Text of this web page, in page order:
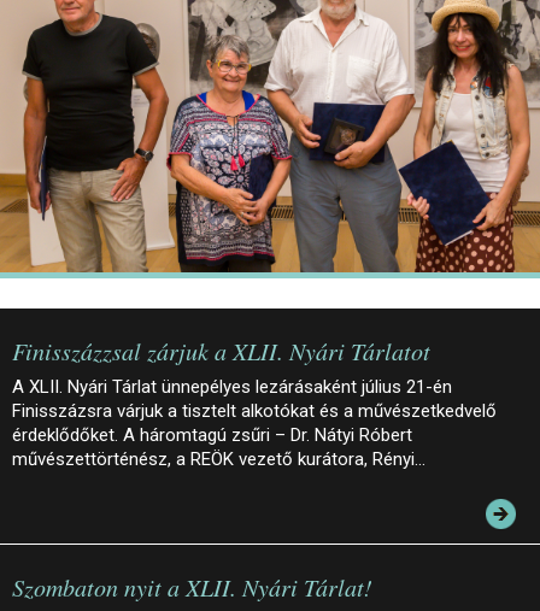
KÖZÉRDEKŰ ADATOK
Finisszázzsal zárjuk a XLII. Nyári Tárlatot
A XLII. Nyári Tárlat ünnepélyes lezárásaként július 21-én
Finisszázsra várjuk a tisztelt alkotókat és a művészetkedvelő
érdeklődőket. A háromtagú zsűri – Dr. Nátyi Róbert
művészettörténész, a REÖK vezető kurátora, Rényi…
Szombaton nyit a XLII. Nyári Tárlat!